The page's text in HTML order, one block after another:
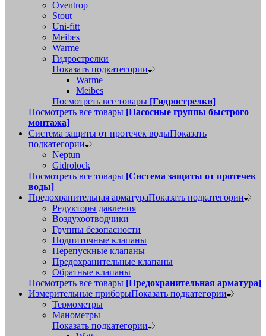
Oventrop
Stout
Uni-fitt
Meibes
Warme
Гидрострелки
Показать подкатегории
Warme
Meibes
Посмотреть все товары [Гидрострелки]
Посмотреть все товары [Насосные группы быстрого
монтажа]
Система защиты от протечек водыПоказать
подкатегории
Neptun
Gidrolock
Посмотреть все товары [Система защиты от протечек
воды]
Предохранительная арматураПоказать подкатегории
Редукторы давления
Воздухоотводчики
Группы безопасности
Подпиточные клапаны
Перепускные клапаны
Предохранительные клапаны
Обратные клапаны
Посмотреть все товары [Предохранительная арматура]
Измерительные приборыПоказать подкатегории
Термометры
Манометры
Показать подкатегории